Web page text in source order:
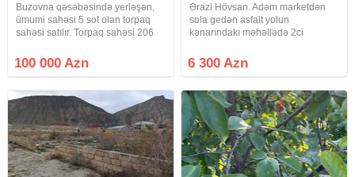
Buzovna qəsəbəsində yerləşən,
ümumi sahəsi 5 sot olan torpaq
sahəsi satılır. Torpaq sahəsi 206
bağçasının yaxınlığında yerləşir.
Ərazi dənizə cəmi 5 dəqiqəlik
100 000 Azn
Ərazi Hövsan. Adəm marketdən
sola gedən asfalt yolun
kənarındakı məhəllədə 2ci
qonşulardır. Yəniki yaşayış yeridir.
Bütün kommunal xətlər düz 15 -
tumbalı daş
6 300 Azn